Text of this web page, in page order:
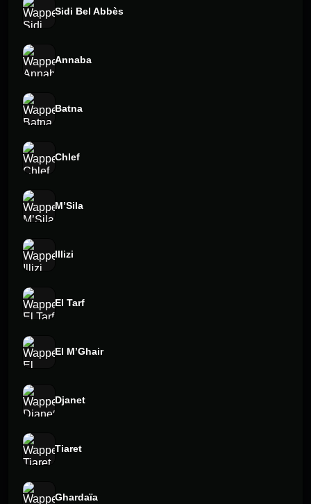
Sidi Bel Abbès
Annaba
Batna
Chlef
M’Sila
Illizi
El Tarf
El M’Ghair
Djanet
Tiaret
Ghardaïa